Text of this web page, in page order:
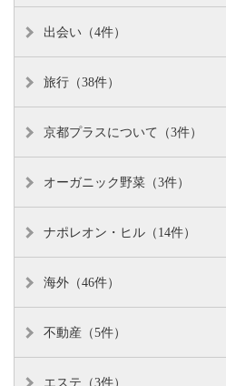
出会い（4件）
旅行（38件）
京都プラスについて（3件）
オーガニック野菜（3件）
ナポレオン・ヒル（14件）
海外（46件）
不動産（5件）
エステ（3件）